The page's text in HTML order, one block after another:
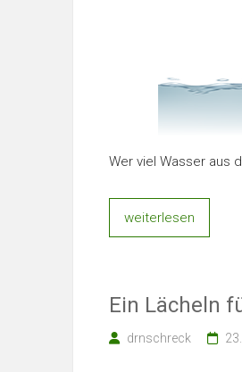
Wer viel Wasser aus
weiterlesen
Ein Lächeln
drnschreck